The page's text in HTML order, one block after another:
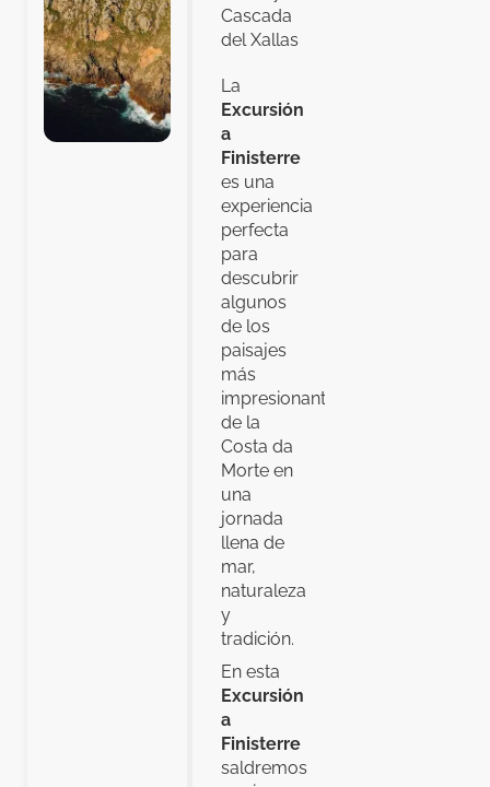
Cascada
del Xallas
La
Excursión
a
Finisterre
es una
experiencia
perfecta
para
descubrir
algunos
de los
paisajes
más
impresionantes
de la
Costa da
Morte en
una
jornada
llena de
mar,
naturaleza
y
tradición.
En esta
Excursión
a
Finisterre
saldremos